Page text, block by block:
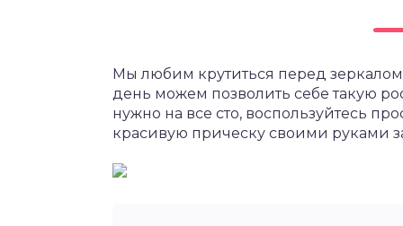
Мы любим крутиться перед
день можем позволить себе такую
нужно на все сто, воспользуйтесь
красивую прическу своими руками